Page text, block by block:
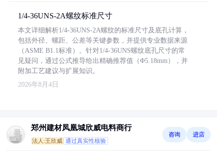
1/4-36UNS-2A螺纹标准尺寸
本文详细解析1/4-36UNS-2A螺纹的标准尺寸及底孔计算，
包括外径、螺距、公差等关键参数，并提供专业数据来源
（ASME B1.1标准）。针对1/4-36UNS螺纹底孔尺寸的常
见疑问，通过公式推导给出精确推荐值（Φ5.18mm），并
附加工艺建议与扩展知识。
2026年8月4日
郑州建材凤凰城欣威电料商行
法人:王欣威 通过真实性核验
咨询 进店